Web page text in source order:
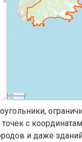
точек с
и даже